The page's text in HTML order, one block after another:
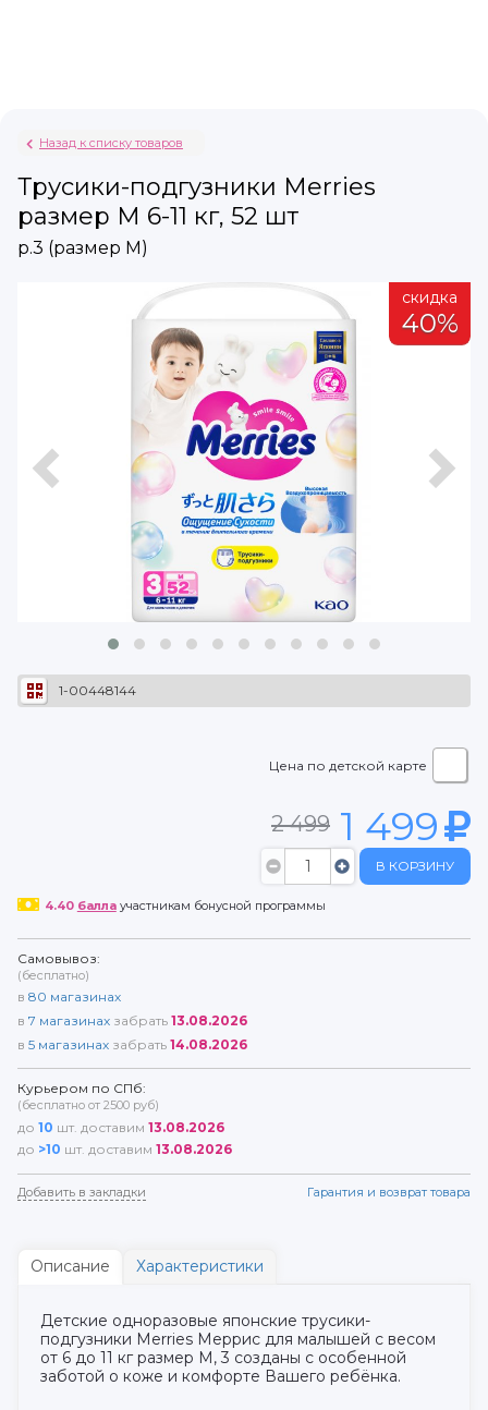
Назад к списку товаров
Трусики-подгузники Merries
размер M 6-11 кг, 52 шт
р.3 (размер М)
скидка
40%
1-00448144
Цена по детской карте
2 499 1 499
В КОРЗИНУ
4.40 баллаучастникам бонусной программы
Самовывоз:
(бесплатно)
в 80 магазинах
в 7 магазинах забрать 13.08.2026
в 5 магазинах забрать 14.08.2026
Курьером по СПб:
(бесплатно от 2500 руб)
до 10 шт. доставим 13.08.2026
до >10 шт. доставим 13.08.2026
Добавить в закладки Гарантия и возврат товара
Описание Характеристики
Детские одноразовые японские трусики-
подгузники Merries Меррис для малышей с весом
от 6 до 11 кг размер M, 3 созданы с особенной
заботой о коже и комфорте Вашего ребёнка.